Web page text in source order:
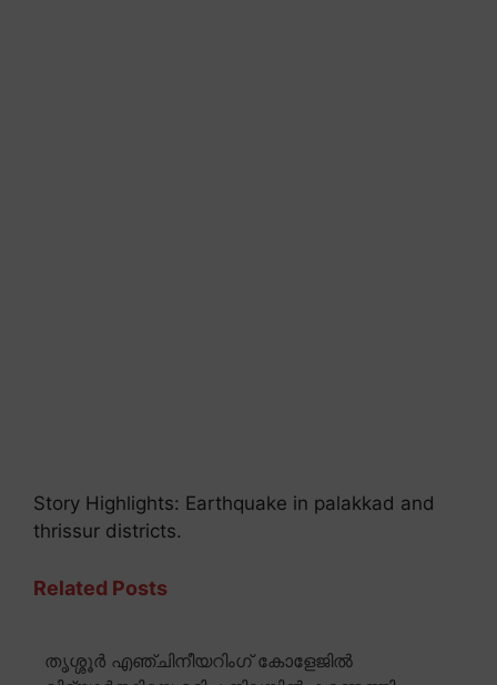
Story Highlights: Earthquake in palakkad and
thrissur districts.
Related Posts
തൃശ്ശൂർ എഞ്ചിനീയറിംഗ് കോളേജിൽ